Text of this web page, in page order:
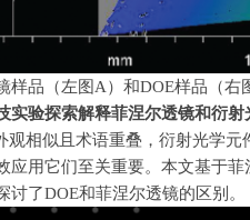
样品（左图A）和DOE样品（右
实验探索解释菲涅尔透镜和衍射
观相似且术语重叠，衍射光学元
应用它们至关重要。本文基于菲
讨了DOE和菲涅尔透镜的区别。